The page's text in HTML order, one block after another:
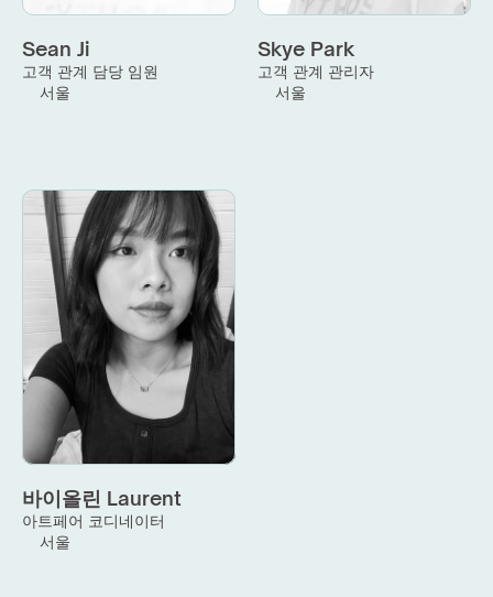
Sean Ji
고객 관계 담당 임원
서울
Skye Park
고객 관계 관리자
서울
바이올린 Laurent
아트페어 코디네이터
서울